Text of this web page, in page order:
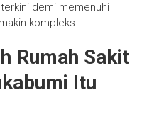
demi memenuhi
kompleks.
Rumah Sakit
Itu